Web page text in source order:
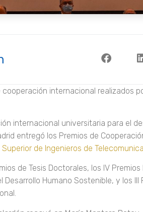
internacional realizados
internacional universitaria para el
entregó los Premios de
de Ingenieros de
de Tesis Doctorales, los IV
Humano Sostenible, y los